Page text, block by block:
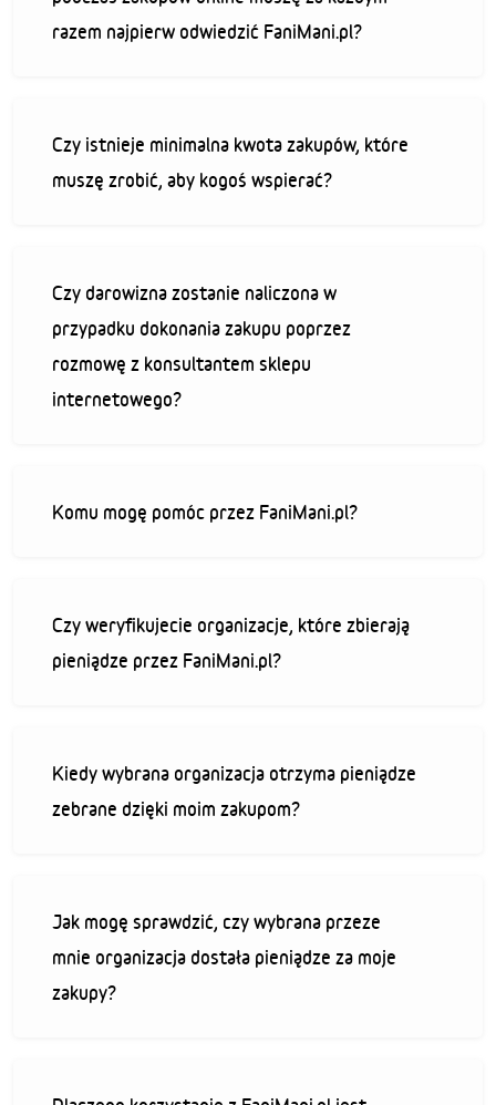
razem najpierw odwiedzić FaniMani.pl?
Czy istnieje minimalna kwota zakupów, które
muszę zrobić, aby kogoś wspierać?
Czy darowizna zostanie naliczona w
przypadku dokonania zakupu poprzez
rozmowę z konsultantem sklepu
internetowego?
Komu mogę pomóc przez FaniMani.pl?
Czy weryfikujecie organizacje, które zbierają
pieniądze przez FaniMani.pl?
Kiedy wybrana organizacja otrzyma pieniądze
zebrane dzięki moim zakupom?
Jak mogę sprawdzić, czy wybrana przeze
mnie organizacja dostała pieniądze za moje
zakupy?